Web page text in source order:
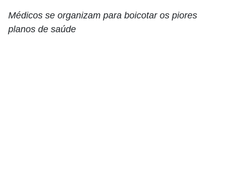
Médicos se organizam para boicotar os piores
planos de saúde